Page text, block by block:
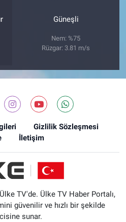
Güneşli
Nem: %75
Rüzgar: 3.81 m/s
Gizlilik Sözleşmesi
İletişim
TV'de. Ülke TV Haber Portalı,
güvenilir ve hızlı bir şekilde
sunar.